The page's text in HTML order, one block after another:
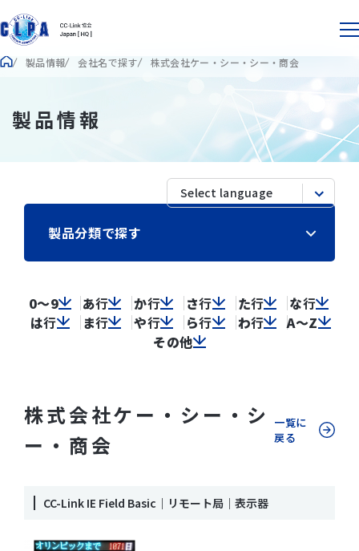
製品情報 会社名で探す 株式会社ケー・シー・シー・商会
製品情報
製品分類で探す
0～9 あ行 か行 さ行 た行 な行
は行 ま行 や行 ら行 わ行
A～Z
その他
株式会社ケー・シー・シ
ー・商会
一覧に
戻る
CC-Link IE Field Basic｜リモート局｜表示器